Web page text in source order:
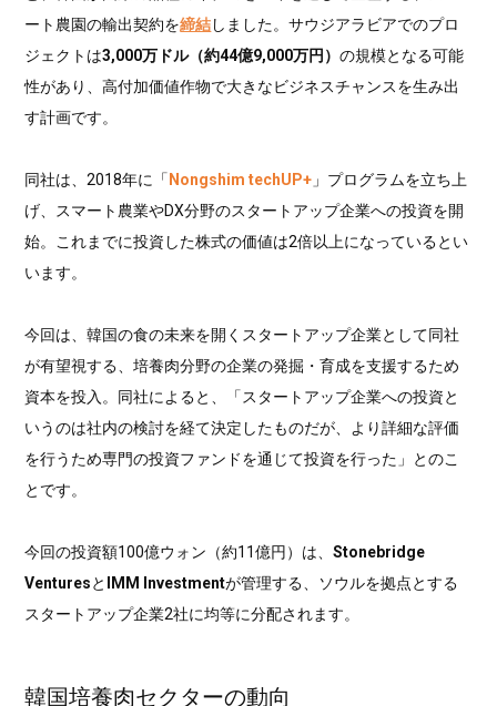
ート農園の輸出契約を締結しました。サウジアラビアでのプロ
ジェクトは3,000万ドル（約44億9,000万円）の規模となる可能
性があり、高付加価値作物で大きなビジネスチャンスを生み出
す計画です。
同社は、2018年に「 Nongshim techUP+ 」プログラムを立ち上
げ、スマート農業やDX分野のスタートアップ企業への投資を開
始。これまでに投資した株式の価値は2倍以上になっているとい
います。
今回は、韓国の食の未来を開くスタートアップ企業として同社
が有望視する、培養肉分野の企業の発掘・育成を支援するため
資本を投入。同社によると、「スタートアップ企業への投資と
いうのは社内の検討を経て決定したものだが、より詳細な評価
を行うため専門の投資ファンドを通じて投資を行った」とのこ
とです。
今回の投資額100億ウォン（約11億円）は、Stonebridge
Venturesと IMM Investmentが管理する、ソウルを拠点とする
スタートアップ企業2社に均等に分配されます。
韓国培養肉セクターの動向